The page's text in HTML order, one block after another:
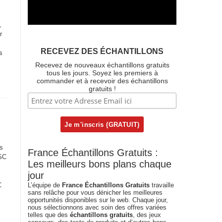
RECEVEZ DES ÉCHANTILLONS
Recevez de nouveaux échantillons gratuits
tous les jours. Soyez les premiers à
commander et à recevoir des échantillons
gratuits !
France Échantillons Gratuits :
Les meilleurs bons plans chaque
jour
L’équipe de France Échantillons Gratuits travaille
sans relâche pour vous dénicher les meilleures
opportunités disponibles sur le web. Chaque jour,
nous sélectionnons avec soin des offres variées
telles que des échantillons gratuits, des jeux